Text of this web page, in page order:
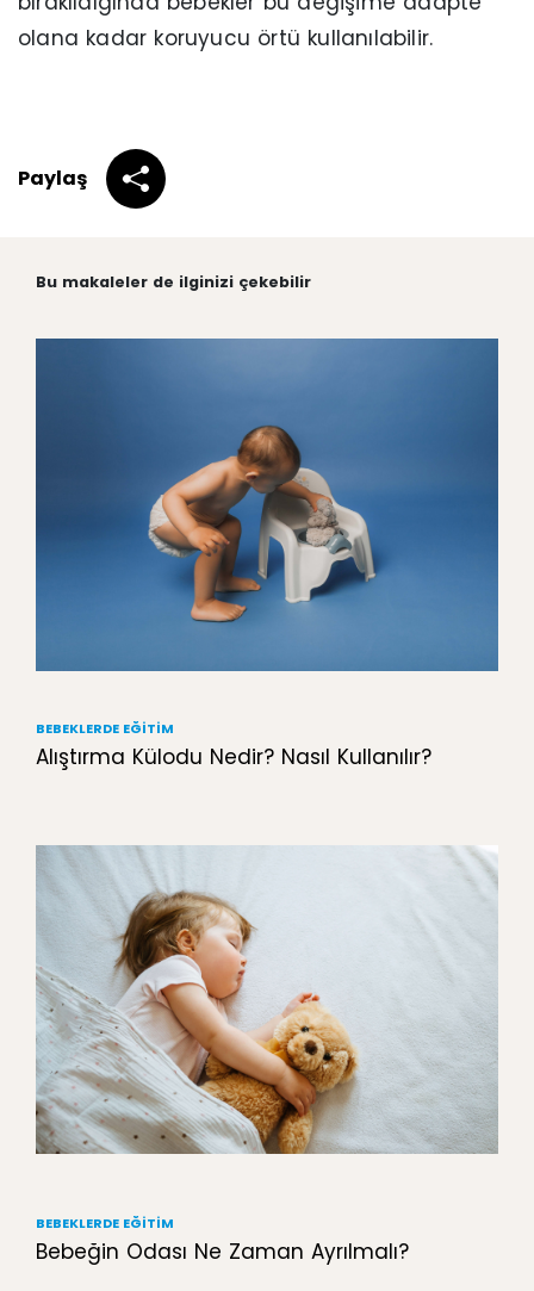
olana kadar koruyucu örtü kullanılabilir.
Paylaş
Bu makaleler de ilginizi çekebilir
BEBEKLERDE EĞITIM
Alıştırma Külodu Nedir? Nasıl Kullanılır?
BEBEKLERDE EĞITIM
Bebeğin Odası Ne Zaman Ayrılmalı?